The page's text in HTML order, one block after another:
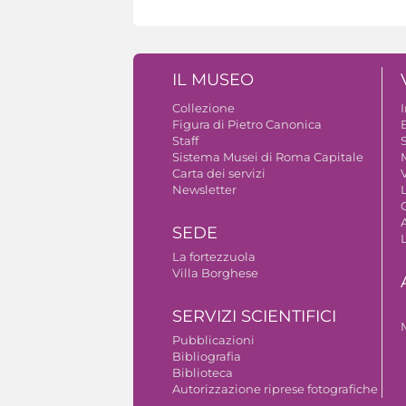
IL MUSEO
Collezione
Figura di Pietro Canonica
Staff
Sistema Musei di Roma Capitale
Carta dei servizi
Newsletter
SEDE
La fortezzuola
Villa Borghese
SERVIZI SCIENTIFICI
Pubblicazioni
Bibliografia
Biblioteca
Autorizzazione riprese fotografiche